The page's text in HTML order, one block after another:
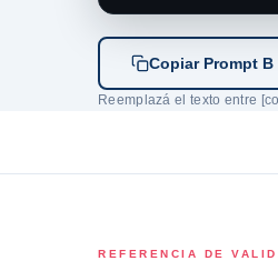
Copiar Prompt B
Reemplazá el texto entre
REFERENCIA DE